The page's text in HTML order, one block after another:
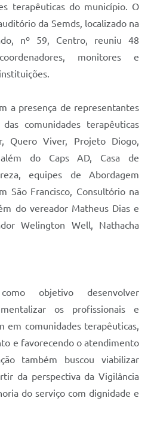
terapêuticas do município. O
da Semds, localizado na
nº 59, Centro, reuniu 48
monitores e
a presença de representantes
comunidades terapêuticas
Quero Viver, Projeto Diogo,
do Caps AD, Casa de
equipes de Abordagem
São Francisco, Consultório na
do vereador Matheus Dias e
Welington Well, Nathacha
objetivo desenvolver
os profissionais e
em comunidades terapêuticas,
e favorecendo o atendimento
também buscou viabilizar
da perspectiva da Vigilância
do serviço com dignidade e